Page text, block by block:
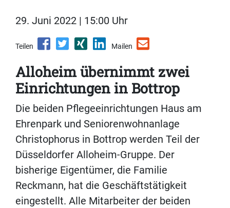
29. Juni 2022 | 15:00 Uhr
Teilen Mailen
Alloheim übernimmt zwei
Einrichtungen in Bottrop
Die beiden Pflegeeinrichtungen Haus am
Ehrenpark und Seniorenwohnanlage
Christophorus in Bottrop werden Teil der
Düsseldorfer Alloheim-Gruppe. Der
bisherige Eigentümer, die Familie
Reckmann, hat die Geschäftstätigkeit
eingestellt. Alle Mitarbeiter der beiden